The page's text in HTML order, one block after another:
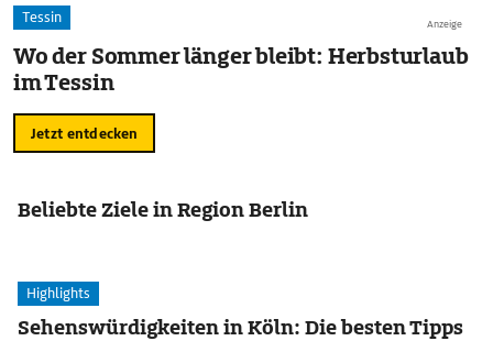
Anzeige
Tessin
Wo der Sommer länger bleibt: Herbsturlaub
im Tessin
Jetzt entdecken
Beliebte Ziele in Region Berlin
Highlights
Sehenswürdigkeiten in Köln: Die besten Tipps